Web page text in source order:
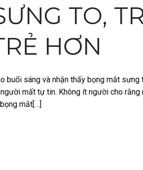
TO,
HƠN
buổi sáng và nhận thấy bọng mắt
mất tự tin. Không ít người cho rằng
mắt[…]